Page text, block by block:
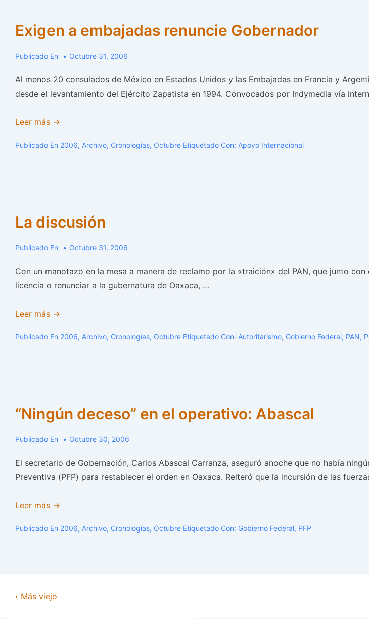
Exigen a embajadas renuncie Gobernador
Publicado En Octubre 31, 2006
Al menos 20 consulados de México en Estados Unidos y las Embajadas en Francia y
desde el levantamiento del Ejército Zapatista en 1994. Convocados por Indymedia vía
Exigen
embajadas
Leer más →
Publicado En 2006, Archivo, Cronologías, Octubre Etiquetado Con: Apoyo Internacional
La discusión
Publicado En Octubre 31, 2006
Con un manotazo en la mesa a manera de reclamo por la «traición» del PAN, que junto
licencia o renunciar a la gubernatura de Oaxaca, …
La
Leer más →
Publicado En 2006, Archivo, Cronologías, Octubre Etiquetado Con: Autoritarismo, Gobierno Federal, PAN,
“Ningún deceso” en el operativo: Abascal
Publicado En Octubre 30, 2006
El secretario de Gobernación, Carlos Abascal Carranza, aseguró anoche que no había
Preventiva (PFP) para restablecer el orden en Oaxaca. Reiteró que la incursión de las
“Ningún
en
Leer más →
Publicado En 2006, Archivo, Cronologías, Octubre Etiquetado Con: Gobierno Federal, PFP
‹ Más viejo